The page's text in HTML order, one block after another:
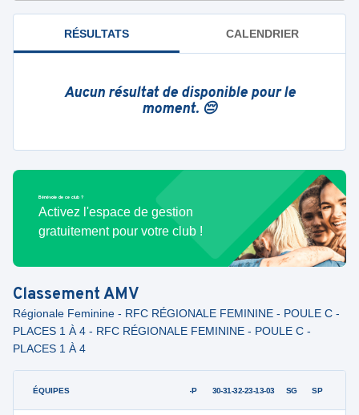
RÉSULTATS CALENDRIER
Aucun résultat de disponible pour le
moment. 😔
Bénévole de ce club ?
Activez l'espace de gestion
gratuitement pour votre club !
ClassementAMV
Régionale Feminine - RFC RÉGIONALE FEMININE - POULE C -
PLACES 1 À 4 - RFC RÉGIONALE FEMININE - POULE C -
PLACES 1 À 4
ÉQUIPES G-P 30-31-32-23-13-03 SG SP